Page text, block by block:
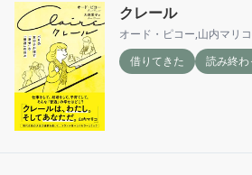
クレール
オード・ピコー,山内マリ
借りてきた
読み終わ